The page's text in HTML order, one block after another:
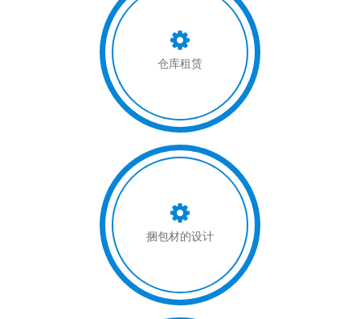
仓库租赁
捆包材的设计